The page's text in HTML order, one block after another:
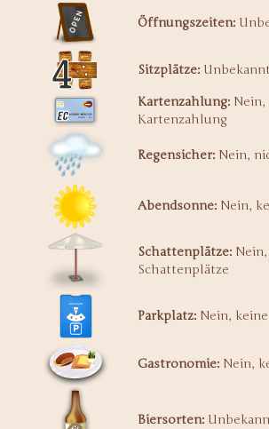
Öffnungszeiten:
Sitzplätze: Unbekannt
Kartenzahlung: Nein,
Kartenzahlung
Regensicher: Nein,
Abendsonne: Nein,
Schattenplätze:
Schattenplätze
Parkplatz: Nein,
Gastronomie: Nein,
Biersorten: